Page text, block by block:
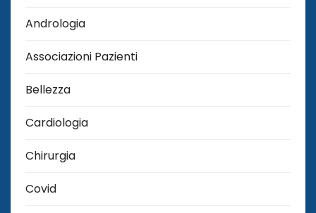
Andrologia
Associazioni Pazienti
Bellezza
Cardiologia
Chirurgia
Covid